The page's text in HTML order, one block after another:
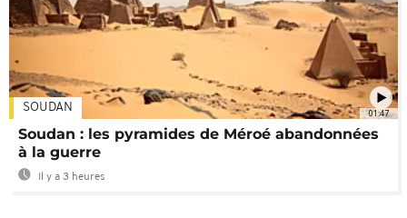
01:47
SOUDAN
Soudan : les pyramides de Méroé abandonnées
à la guerre
Il y a 3 heures